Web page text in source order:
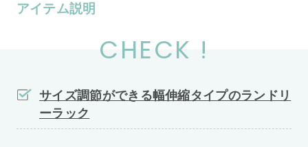
アイテム説明
CHECK !
サイズ調節ができる幅伸縮タイプのランドリ
ーラック